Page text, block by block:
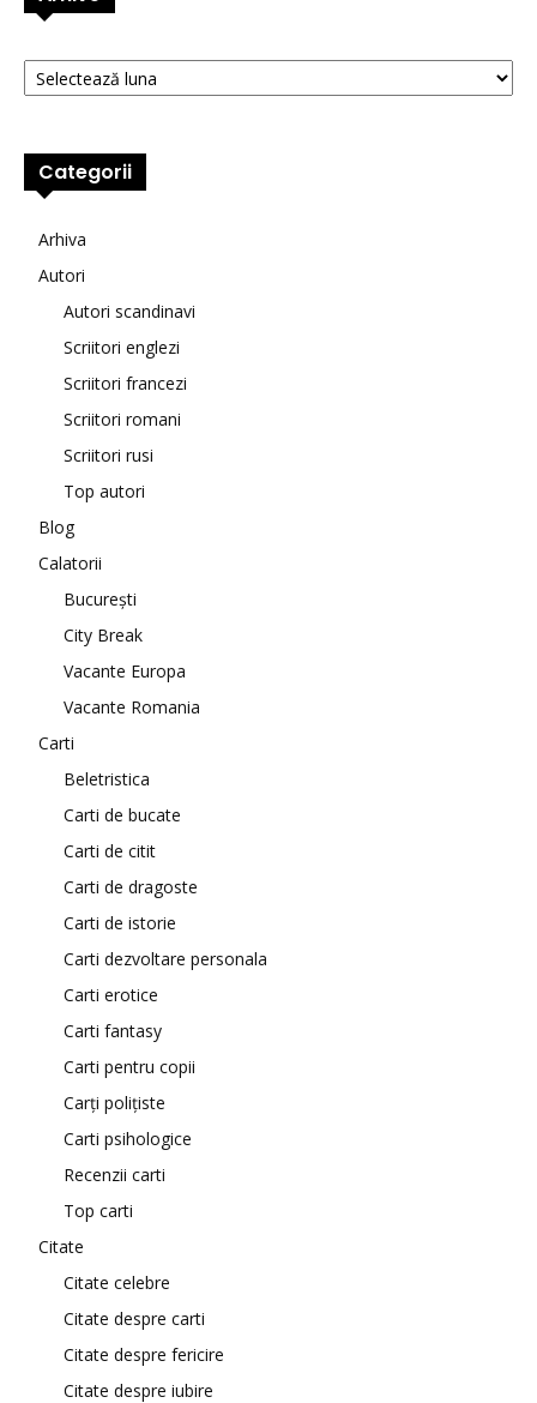
Arhive
Categorii
Arhiva
Autori
Autori scandinavi
Scriitori englezi
Scriitori francezi
Scriitori romani
Scriitori rusi
Top autori
Blog
Calatorii
București
City Break
Vacante Europa
Vacante Romania
Carti
Beletristica
Carti de bucate
Carti de citit
Carti de dragoste
Carti de istorie
Carti dezvoltare personala
Carti erotice
Carti fantasy
Carti pentru copii
Carți polițiste
Carti psihologice
Recenzii carti
Top carti
Citate
Citate celebre
Citate despre carti
Citate despre fericire
Citate despre iubire